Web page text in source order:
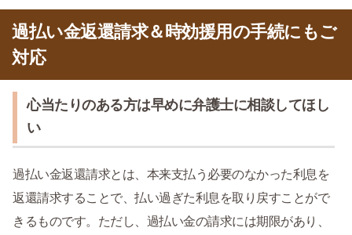
過払い金返還請求＆時効援用の手続にもご
対応
心当たりのある方は早めに弁護士に相談してほし
い
過払い金返還請求とは、本来支払う必要のなかった利息を
返還請求することで、払い過ぎた利息を取り戻すことがで
きるものです。ただし、過払い金の請求には期限があり、